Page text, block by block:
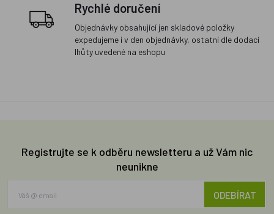
Rychlé doručení
Objednávky obsahující jen skladové položky
expedujeme i v den objednávky, ostatní dle dodací
lhůty uvedené na eshopu
Registrujte se k odběru newsletteru a už Vám nic
neunikne
ODEBÍRAT